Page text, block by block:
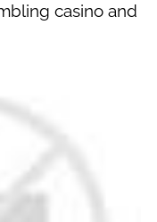
casino and